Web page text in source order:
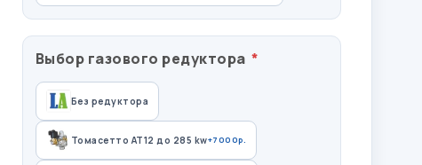
Выбор газового редуктора
Без редуктора
Томасетто АТ12 до 285 kw+7000р.